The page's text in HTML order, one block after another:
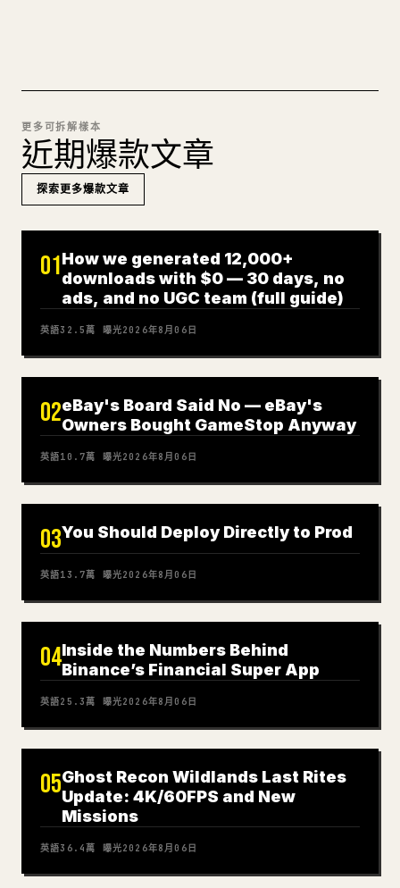
更多可拆解樣本
近期爆款文章
探索更多爆款文章
01How we generated 12,000+
downloads with $0 — 30 days, no
ads, and no UGC team (full guide)
英語32.5萬 曝光2026年8月06日
02eBay's Board Said No — eBay's
Owners Bought GameStop Anyway
英語10.7萬 曝光2026年8月06日
03You Should Deploy Directly to Prod
英語13.7萬 曝光2026年8月06日
04Inside the Numbers Behind
Binance’s Financial Super App
英語25.3萬 曝光2026年8月06日
05Ghost Recon Wildlands Last Rites
Update: 4K/60FPS and New
Missions
英語36.4萬 曝光2026年8月06日